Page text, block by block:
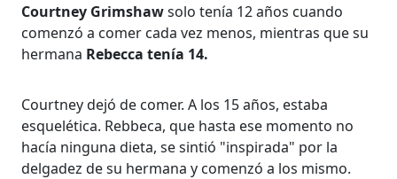
Courtney Grimshawsolo tenía 12 años cuando
comenzó a comer cada vez menos, mientras que su
hermana Rebecca tenía 14.
Courtney dejó de comer. A los 15 años, estaba
esquelética. Rebbeca, que hasta ese momento no
hacía ninguna dieta, se sintió "inspirada" por la
delgadez de su hermana y comenzó a los mismo.